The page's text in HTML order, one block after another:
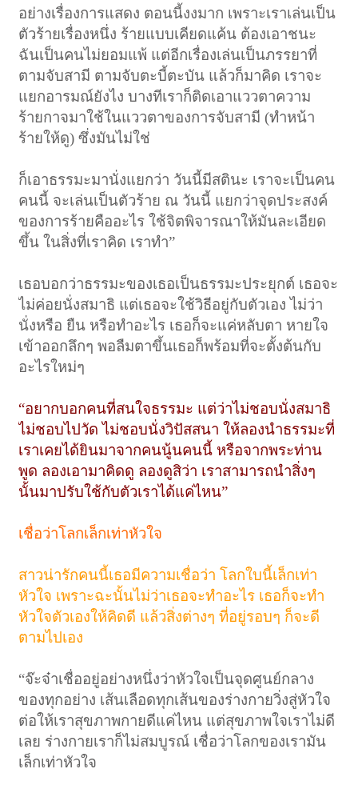
อย่างเรื่องการแสดง ตอนนี้งงมาก เพราะเราเล่นเป็น
ตัวร้ายเรื่องหนึ่ง ร้ายแบบเคียดแค้น ต้องเอาชนะ
ฉันเป็นคนไม่ยอมแพ้ แต่อีกเรื่องเล่นเป็นภรรยาที่
ตามจับสามี ตามจับตะบี้ตะบัน แล้วก็มาคิด เราจะ
แยกอารมณ์ยังไง บางทีเราก็ติดเอาแววตาความ
ร้ายกาจมาใช้ในแววตาของการจับสามี (ทำหน้า
ร้ายให้ดู) ซึ่งมันไม่ใช่
ก็เอาธรรมะมานั่งแยกว่า วันนี้มีสตินะ เราจะเป็นคน
คนนี้ จะเล่นเป็นตัวร้าย ณ วันนี้ แยกว่าจุดประสงค์
ของการร้ายคืออะไร ใช้จิตพิจารณาให้มันละเอียด
ขึ้น ในสิ่งที่เราคิด เราทำ”
เธอบอกว่าธรรมะของเธอเป็นธรรมะประยุกต์ เธอจะ
ไม่ค่อยนั่งสมาธิ แต่เธอจะใช้วิธีอยู่กับตัวเอง ไม่ว่า
นั่งหรือ ยืน หรือทำอะไร เธอก็จะแค่หลับตา หายใจ
เข้าออกลึกๆ พอลืมตาขึ้นเธอก็พร้อมที่จะตั้งต้นกับ
อะไรใหม่ๆ
“อยากบอกคนที่สนใจธรรมะ แต่ว่าไม่ชอบนั่งสมาธิ
ไม่ชอบไปวัด ไม่ชอบนั่งวิปัสสนา ให้ลองนำธรรมะที่
เราเคยได้ยินมาจากคนนู้นคนนี้ หรือจากพระท่าน
พูด ลองเอามาคิดดู ลองดูสิว่า เราสามารถนำสิ่งๆ
นั้นมาปรับใช้กับตัวเราได้แค่ไหน”
เชื่อว่าโลกเล็กเท่าหัวใจ
สาวน่ารักคนนี้เธอมีความเชื่อว่า โลกใบนี้เล็กเท่า
หัวใจ เพราะฉะนั้นไม่ว่าเธอจะทำอะไร เธอก็จะทำ
หัวใจตัวเองให้คิดดี แล้วสิ่งต่างๆ ที่อยู่รอบๆ ก็จะดี
ตามไปเอง
“จ๊ะจ๋าเชื่ออยู่อย่างหนึ่งว่าหัวใจเป็นจุดศูนย์กลาง
ของทุกอย่าง เส้นเลือดทุกเส้นของร่างกายวิ่งสู่หัวใจ
ต่อให้เราสุขภาพกายดีแค่ไหน แต่สุขภาพใจเราไม่ดี
เลย ร่างกายเราก็ไม่สมบูรณ์ เชื่อว่าโลกของเรามัน
เล็กเท่าหัวใจ